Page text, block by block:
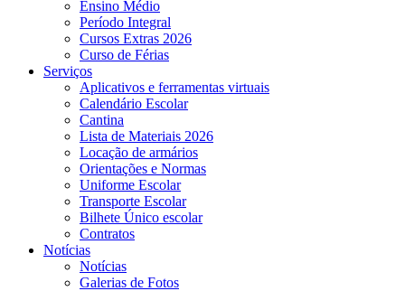
Ensino Médio
Período Integral
Cursos Extras 2026
Curso de Férias
Serviços
Aplicativos e ferramentas virtuais
Calendário Escolar
Cantina
Lista de Materiais 2026
Locação de armários
Orientações e Normas
Uniforme Escolar
Transporte Escolar
Bilhete Único escolar
Contratos
Notícias
Notícias
Galerias de Fotos